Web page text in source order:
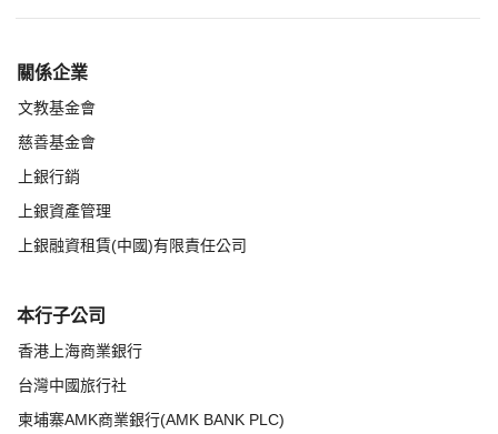
關係企業
文教基金會
慈善基金會
上銀行銷
上銀資產管理
上銀融資租賃(中國)有限責任公司
本行子公司
香港上海商業銀行
台灣中國旅行社
柬埔寨AMK商業銀行(AMK BANK PLC)